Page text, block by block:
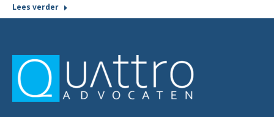
Lees verder